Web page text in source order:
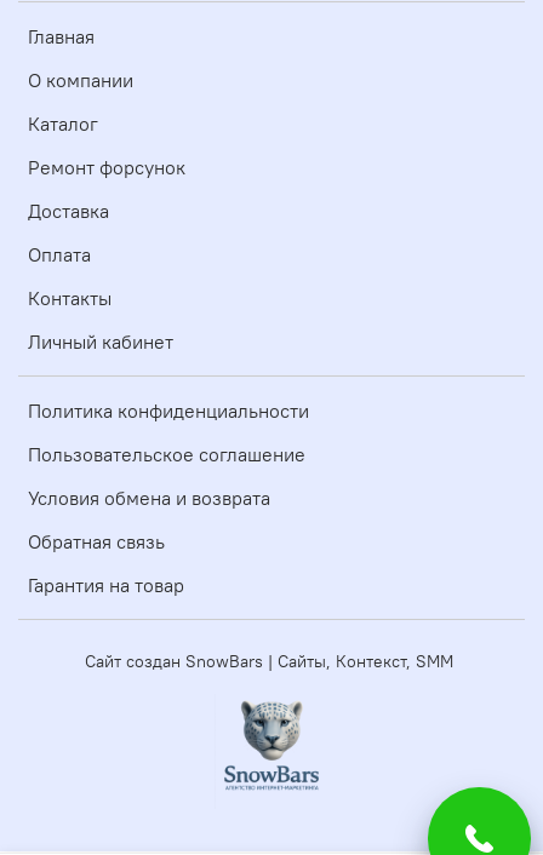
Главная
О компании
Каталог
Ремонт форсунок
Доставка
Оплата
Контакты
Личный кабинет
Политика конфиденциальности
Пользовательское соглашение
Условия обмена и возврата
Обратная связь
Гарантия на товар
Сайт создан SnowBars | Сайты, Контекст, SMM